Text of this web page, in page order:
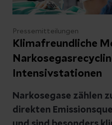
Pressemitteilungen
Klimafreundliche
Intensivstationen
Narkosegase zählen
direkten